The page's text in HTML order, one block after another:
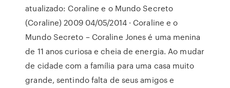
atualizado: Coraline e o Mundo Secreto
(Coraline) 2009 04/05/2014 · Coraline e o
Mundo Secreto – Coraline Jones é uma menina
de 11 anos curiosa e cheia de energia. Ao mudar
de cidade com a família para uma casa muito
grande, sentindo falta de seus amigos e